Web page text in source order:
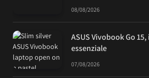
08/08/2026
ASUS Vivobook Go
essenziale
07/08/2026